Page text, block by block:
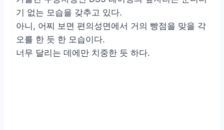
기 없는 모습을 갖추고 있다.
아니, 어찌 보면 편의성면에서 거의 빵점을 맞을 각
오를 한 듯 한 모습이다.
너무 달리는 데에만 치중한 듯 하다.